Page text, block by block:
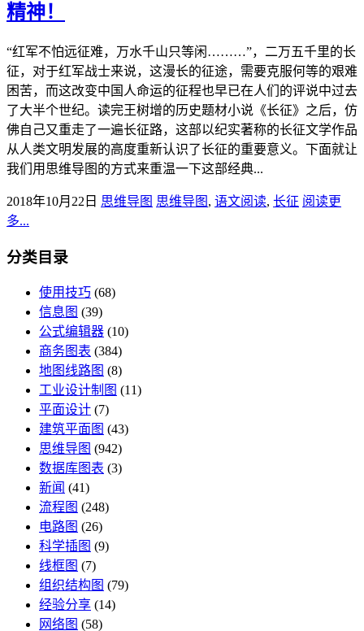
精神！
“红军不怕远征难，万水千山只等闲………”，二万五千里的长
征，对于红军战士来说，这漫长的征途，需要克服何等的艰难
困苦，而这改变中国人命运的征程也早已在人们的评说中过去
了大半个世纪。读完王树增的历史题材小说《长征》之后，仿
佛自己又重走了一遍长征路，这部以纪实著称的长征文学作品
从人类文明发展的高度重新认识了长征的重要意义。下面就让
我们用思维导图的方式来重温一下这部经典...
2018年10月22日 思维导图 思维导图 , 语文阅读, 长征 阅读更
多...
分类目录
使用技巧 (68)
信息图 (39)
公式编辑器 (10)
商务图表 (384)
地图线路图 (8)
工业设计制图 (11)
平面设计 (7)
建筑平面图 (43)
思维导图 (942)
数据库图表 (3)
新闻 (41)
流程图 (248)
电路图 (26)
科学插图 (9)
线框图 (7)
组织结构图 (79)
经验分享 (14)
网络图 (58)